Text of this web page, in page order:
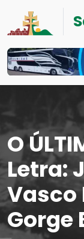
O
Letra:
Vasco
Gorge